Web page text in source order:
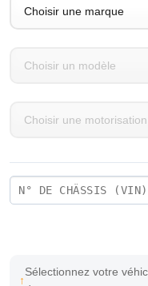
Sélectionnez votre